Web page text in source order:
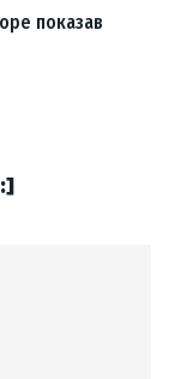
показав